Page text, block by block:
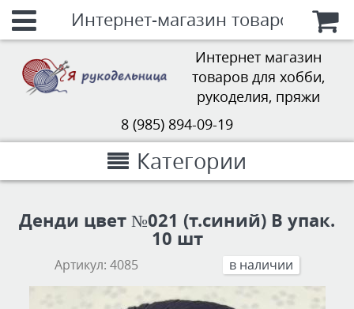
Интернет-магазин товаров для
Интернет магазин
товаров для хобби,
рукоделия, пряжи
8 (985) 894-09-19
Категории
Денди цвет №021 (т.синий) В упак.
10 шт
Артикул: 4085 в наличии